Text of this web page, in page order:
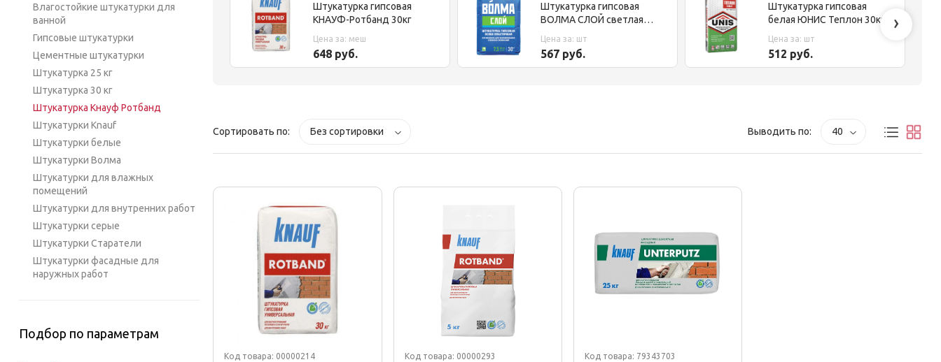
Влагостойкие штукатурки для
ванной
Гипсовые штукатурки
Цементные штукатурки
Штукатурка 25 кг
Штукатурка 30 кг
Штукатурка Кнауф Ротбанд
Штукатурки Knauf
Штукатурки белые
Штукатурки Волма
Штукатурки для влажных
помещений
Штукатурки для внутренних работ
Штукатурки серые
Штукатурки Старатели
Штукатурки фасадные для
наружных работ
Подбор по параметрам
Штукатурка гипсовая
КНАУФ-Ротбанд 30кг
Цена за: меш
648 руб.
Штукатурка гипсовая
ВОЛМА СЛОЙ светлая
Цена за: шт
567 руб.
Штукатурка гипсовая
белая ЮНИС Теплон 30кг
Цена за: шт
512 руб.
›
Сортировать по: Без сортировки Выводить по: 40
Код товара: 00000214 Код товара: 00000293 Код товара: 79343703